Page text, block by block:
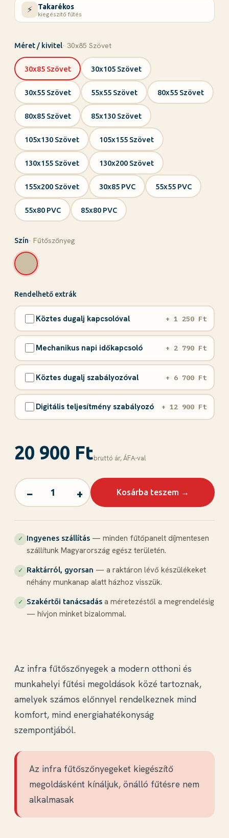
⚡ Takarékos
kiegészítő fűtés
Méret / kivitel· 30x85 Szövet
30x85 Szövet 30x105 Szövet
30x55 Szövet 55x55 Szövet 80x55 Szövet
80x85 Szövet 85x130 Szövet
105x130 Szövet 105x155 Szövet
130x155 Szövet 130x200 Szövet
155x200 Szövet 30x85 PVC 55x55 PVC
55x80 PVC 85x80 PVC
Szín· Fűtőszőnyeg
Rendelhető extrák
Köztes dugalj kapcsolóval + 1 250 Ft
Mechanikus napi időkapcsoló + 2 790 Ft
Köztes dugalj szabályozóval + 6 700 Ft
Digitális teljesítmény szabályozó + 12 900 Ft
20 900 Ftbruttó ár, ÁFА-val
− + Kosárba teszem →
✓ Ingyenes szállítás — minden fűtőpanelt díjmentesen
szállítunk Magyarország egész területén.
✓ Raktárról, gyorsan — a raktáron lévő készülékeket
néhány munkanap alatt házhoz visszük.
✓ Szakértői tanácsadás a méretezéstől a megrendelésig
— hívjon minket bizalommal.
Az infra fűtőszőnyegek a modern otthoni és
munkahelyi fűtési megoldások közé tartoznak,
amelyek számos előnnyel rendelkeznek mind
komfort, mind energiahatékonyság
szempontjából.
Az infra fűtőszőnyegeket kiegészítő
megoldásként kínáljuk, önálló fűtésre nem
alkalmasak